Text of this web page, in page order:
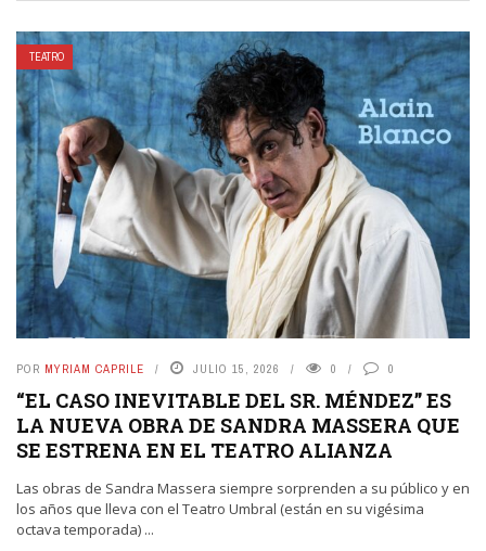
TEATRO
POR MYRIAM CAPRILE JULIO 15, 2026 0 0
“EL CASO INEVITABLE DEL SR. MÉNDEZ” ES
LA NUEVA OBRA DE SANDRA MASSERA QUE
SE ESTRENA EN EL TEATRO ALIANZA
Las obras de Sandra Massera siempre sorprenden a su público y en
los años que lleva con el Teatro Umbral (están en su vigésima
octava temporada) ...